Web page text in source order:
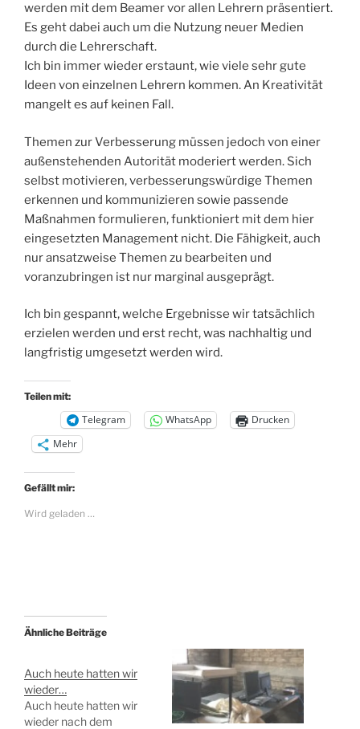
werden mit dem Beamer vor allen Lehrern präsentiert.
Es geht dabei auch um die Nutzung neuer Medien
durch die Lehrerschaft.
Ich bin immer wieder erstaunt, wie viele sehr gute
Ideen von einzelnen Lehrern kommen. An Kreativität
mangelt es auf keinen Fall.
Themen zur Verbesserung müssen jedoch von einer
außenstehenden Autorität moderiert werden. Sich
selbst motivieren, verbesserungswürdige Themen
erkennen und kommunizieren sowie passende
Maßnahmen formulieren, funktioniert mit dem hier
eingesetzten Management nicht. Die Fähigkeit, auch
nur ansatzweise Themen zu bearbeiten und
voranzubringen ist nur marginal ausgeprägt.
Ich bin gespannt, welche Ergebnisse wir tatsächlich
erzielen werden und erst recht, was nachhaltig und
langfristig umgesetzt werden wird.
Teilen mit:
Telegram WhatsApp
Drucken
Mehr
Gefällt mir:
Wird geladen …
Ähnliche Beiträge
Auch heute hatten wir
wieder…
Auch heute hatten wir
wieder nach dem